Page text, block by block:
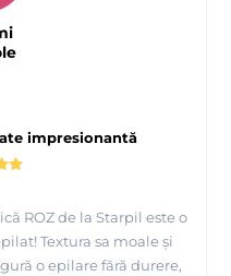
impresionantă
ROZ de la Starpil este o
Textura sa moale și
o epilare fără durere,